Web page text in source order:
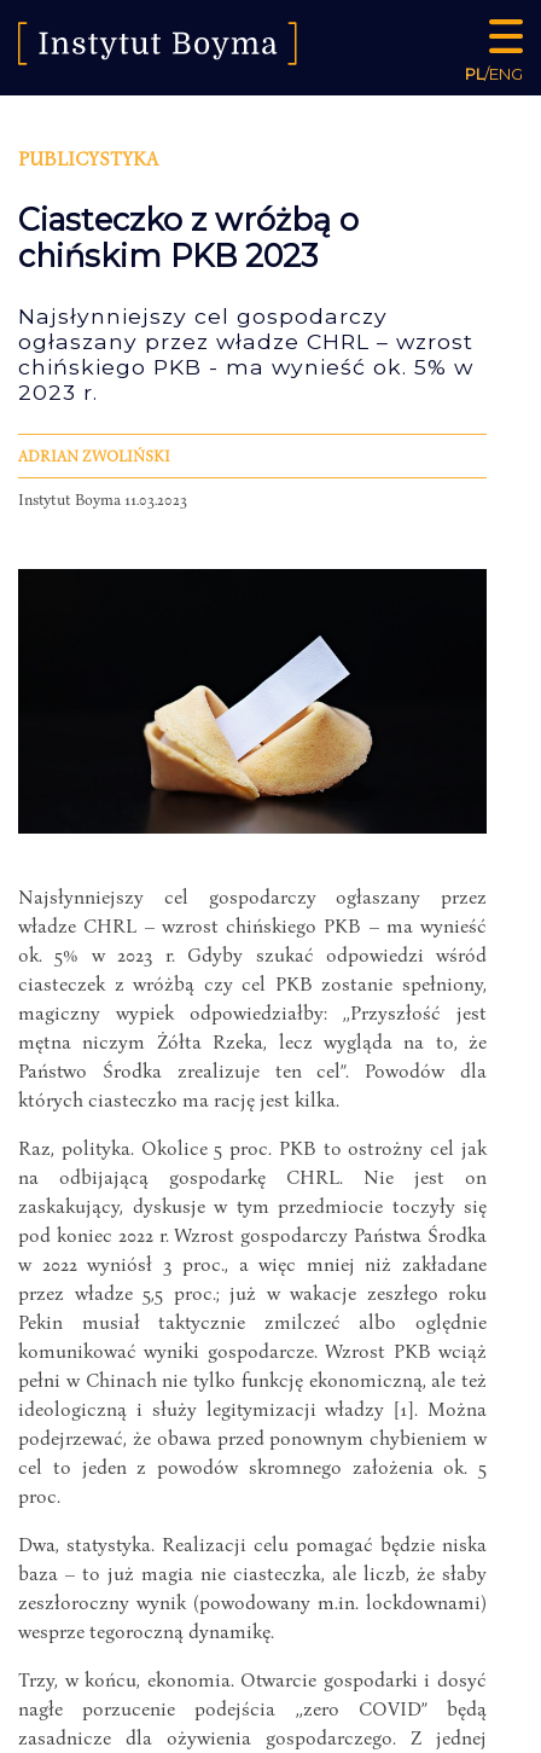
PL/ENG
PUBLICYSTYKA
Ciasteczko z wróżbą o
chińskim PKB 2023
Najsłynniejszy cel gospodarczy
ogłaszany przez władze CHRL – wzrost
chińskiego PKB - ma wynieść ok. 5% w
2023 r.
ADRIAN ZWOLIŃSKI
Instytut Boyma 11.03.2023
Najsłynniejszy cel gospodarczy ogłaszany przez
władze CHRL – wzrost chińskiego PKB – ma wynieść
ok. 5% w 2023 r. Gdyby szukać odpowiedzi wśród
ciasteczek z wróżbą czy cel PKB zostanie spełniony,
magiczny wypiek odpowiedziałby: ,,Przyszłość jest
mętna niczym Żółta Rzeka, lecz wygląda na to, że
Państwo Środka zrealizuje ten cel”. Powodów dla
których ciasteczko ma rację jest kilka.
Raz, polityka. Okolice 5 proc. PKB to ostrożny cel jak
na odbijającą gospodarkę CHRL. Nie jest on
zaskakujący, dyskusje w tym przedmiocie toczyły się
pod koniec 2022 r. Wzrost gospodarczy Państwa Środka
w 2022 wyniósł 3 proc., a więc mniej niż zakładane
przez władze 5,5 proc.; już w wakacje zeszłego roku
Pekin musiał taktycznie zmilczeć albo oględnie
komunikować wyniki gospodarcze. Wzrost PKB wciąż
pełni w Chinach nie tylko funkcję ekonomiczną, ale też
ideologiczną i służy legitymizacji władzy [1]. Można
podejrzewać, że obawa przed ponownym chybieniem w
cel to jeden z powodów skromnego założenia ok. 5
proc.
Dwa, statystyka. Realizacji celu pomagać będzie niska
baza – to już magia nie ciasteczka, ale liczb, że słaby
zeszłoroczny wynik (powodowany m.in. lockdownami)
wesprze tegoroczną dynamikę.
Trzy, w końcu, ekonomia. Otwarcie gospodarki i dosyć
nagłe porzucenie podejścia ,,zero COVID” będą
zasadnicze dla ożywienia gospodarczego. Z jednej